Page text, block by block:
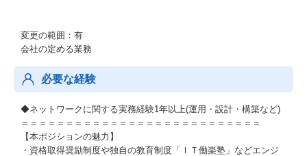
変更の範囲：有
会社の定める業務
必要な経験
◆ネットワークに関する実務経験1年以上(運用・設計・構築など)
＝＝＝＝＝＝＝＝＝＝＝＝＝＝＝＝＝＝＝＝＝＝＝＝＝＝＝
【本ポジションの魅力】
・資格取得奨励制度や独自の教育制度「ＩＴ働楽塾」などエンジ